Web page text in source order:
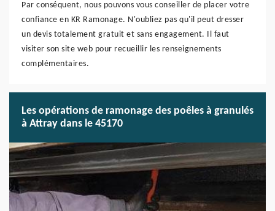
Par conséquent, nous pouvons vous conseiller de placer votre
confiance en KR Ramonage. N'oubliez pas qu'il peut dresser
un devis totalement gratuit et sans engagement. Il faut
visiter son site web pour recueillir les renseignements
complémentaires.
Les opérations de ramonage des poêles à granulés
à Attray dans le 45170